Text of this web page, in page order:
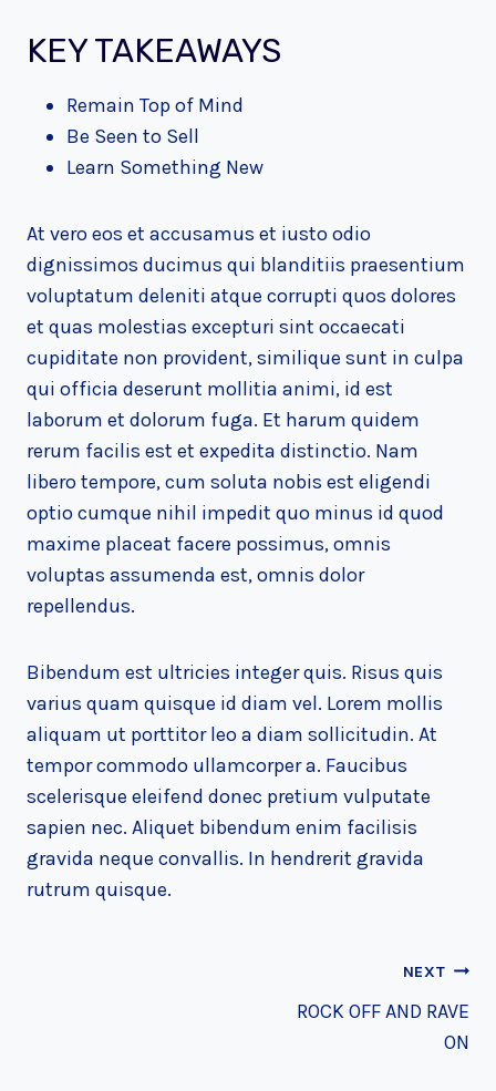
KEY TAKEAWAYS
Remain Top of Mind
Be Seen to Sell
Learn Something New
At vero eos et accusamus et iusto odio
dignissimos ducimus qui blanditiis praesentium
voluptatum deleniti atque corrupti quos dolores
et quas molestias excepturi sint occaecati
cupiditate non provident, similique sunt in culpa
qui officia deserunt mollitia animi, id est
laborum et dolorum fuga. Et harum quidem
rerum facilis est et expedita distinctio. Nam
libero tempore, cum soluta nobis est eligendi
optio cumque nihil impedit quo minus id quod
maxime placeat facere possimus, omnis
voluptas assumenda est, omnis dolor
repellendus.
Bibendum est ultricies integer quis. Risus quis
varius quam quisque id diam vel. Lorem mollis
aliquam ut porttitor leo a diam sollicitudin. At
tempor commodo ullamcorper a. Faucibus
scelerisque eleifend donec pretium vulputate
sapien nec. Aliquet bibendum enim facilisis
gravida neque convallis. In hendrerit gravida
rutrum quisque.
NEXT
ROCK OFF AND RAVE
ON